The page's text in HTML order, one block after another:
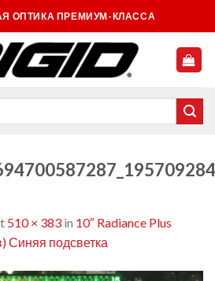
ОПТИКА ПРЕМИУМ-КЛАССА
510 × 383 in 10″ Radiance Plus
Синяя подсветка